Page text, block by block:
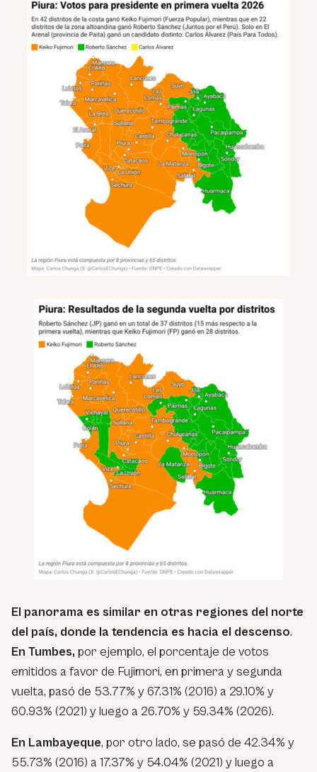
El panorama es similar en otras regiones del norte
del país, donde la tendencia es hacia el descenso.
En Tumbes, por ejemplo, el porcentaje de votos
emitidos a favor de Fujimori, en primera y segunda
vuelta, pasó de 53.77% y 67.31% (2016) a 29.10% y
60.93% (2021) y luego a 26.70% y 59.34% (2026).
En Lambayeque, por otro lado, se pasó de 42.34% y
55.73% (2016) a 17.37% y 54.04% (2021) y luego a